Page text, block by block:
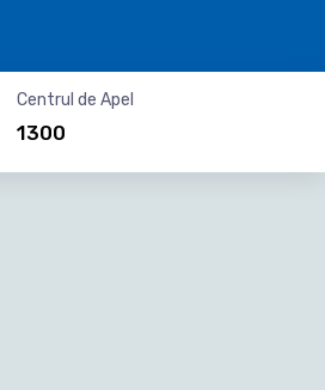
Centrul de Apel
1300